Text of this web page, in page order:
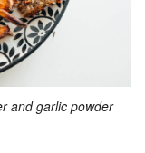
and garlic powder